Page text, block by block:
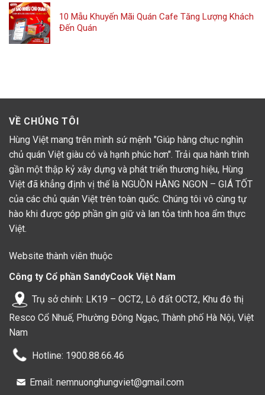
10 Mẫu Khuyến Mãi Quán Cafe Tăng Lượng Khách
Đến Quán
VỀ CHÚNG TÔI
Hùng Việt mang trên mình sứ mệnh "Giúp hàng chục nghìn
chủ quán Việt giàu có và hạnh phúc hơn". Trải qua hành trình
gần một thập kỷ xây dựng và phát triển thương hiệu, Hùng
Việt đã khẳng định vị thế là NGUỒN HÀNG NGON – GIÁ TỐT
của các chủ quán Việt trên toàn quốc. Chúng tôi vô cùng tự
hào khi được góp phần gìn giữ và lan tỏa tinh hoa ẩm thực
Việt.
Website thành viên thuộc
Công ty Cổ phần SandyCook Việt Nam
Trụ sở chính: LK19 – OCT2, Lô đất OCT2, Khu đô thị
Resco Cổ Nhuế, Phường Đông Ngạc, Thành phố Hà Nội, Việt
Nam
Hotline: 1900.88.66.46
Email: nemnuonghungviet@gmail.com